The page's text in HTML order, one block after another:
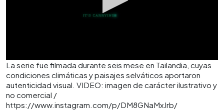
La serie fue filmada durante seis mese en Tailandia, cuyas
condiciones climáticas y paisajes selváticos aportaron
autenticidad visual. VIDEO: imagen de carácter ilustrativo y
no comercial /
https://www.instagram.com/p/DM8GNaMxJrb/